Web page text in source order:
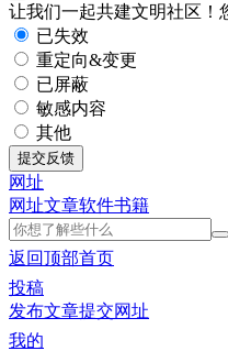
让我们一起共建文明社区！
已失效
重定向&变更
已屏蔽
敏感内容
其他
提交反馈
网址
网址文章软件书籍
返回顶部首页
投稿
发布文章提交网址
我的